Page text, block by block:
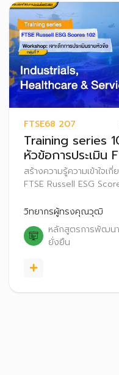
FTSE68 207
Training series
หัวข้อการประเมิน
Russell ESG
สร้างความรู้ความเข้าใจเ
FTSE Russell ESG
ก่อนที่จะเริ่มประกาศผลการ
Russell ESG Scores สู่
2569 เป็นต้นไป
วิทยากรผู้ทรงคุณวุฒิ
หลักสูตรการพัฒน
ยั่งยืน